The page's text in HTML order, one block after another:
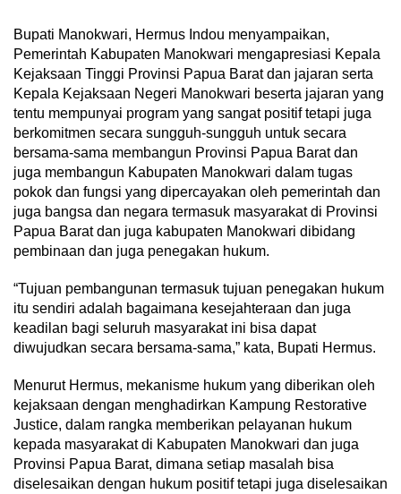
Bupati Manokwari, Hermus Indou menyampaikan,
Pemerintah Kabupaten Manokwari mengapresiasi Kepala
Kejaksaan Tinggi Provinsi Papua Barat dan jajaran serta
Kepala Kejaksaan Negeri Manokwari beserta jajaran yang
tentu mempunyai program yang sangat positif tetapi juga
berkomitmen secara sungguh-sungguh untuk secara
bersama-sama membangun Provinsi Papua Barat dan
juga membangun Kabupaten Manokwari dalam tugas
pokok dan fungsi yang dipercayakan oleh pemerintah dan
juga bangsa dan negara termasuk masyarakat di Provinsi
Papua Barat dan juga kabupaten Manokwari dibidang
pembinaan dan juga penegakan hukum.
“Tujuan pembangunan termasuk tujuan penegakan hukum
itu sendiri adalah bagaimana kesejahteraan dan juga
keadilan bagi seluruh masyarakat ini bisa dapat
diwujudkan secara bersama-sama,” kata, Bupati Hermus.
Menurut Hermus, mekanisme hukum yang diberikan oleh
kejaksaan dengan menghadirkan Kampung Restorative
Justice, dalam rangka memberikan pelayanan hukum
kepada masyarakat di Kabupaten Manokwari dan juga
Provinsi Papua Barat, dimana setiap masalah bisa
diselesaikan dengan hukum positif tetapi juga diselesaikan